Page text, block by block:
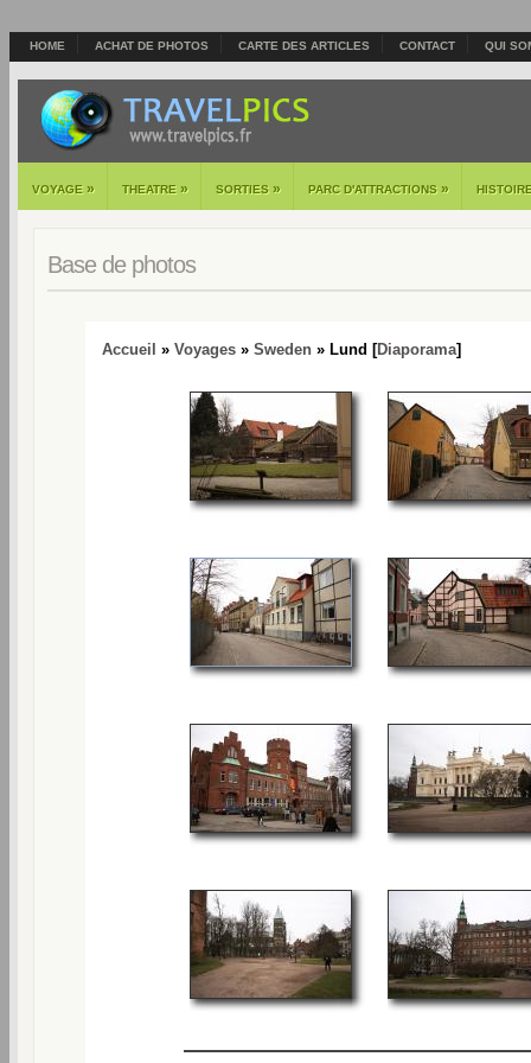
HOME ACHAT DE PHOTOS CARTE DES ARTICLES CONTACT QUI
VOYAGE » THEATRE » SORTIES » PARC D'ATTRACTIONS »
Base de photos
Accueil » Voyages » Sweden » Lund [Diaporama]